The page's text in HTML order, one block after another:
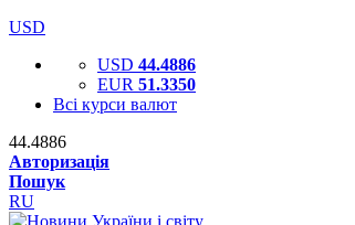
USD
USD 44.4886
EUR 51.3350
Всі курси валют
44.4886
Авторизація
Пошук
RU